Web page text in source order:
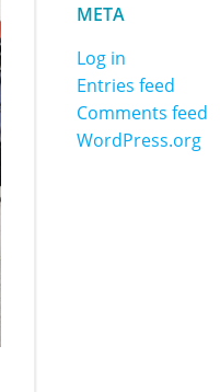
META
Log in
Entries feed
Comments feed
WordPress.org